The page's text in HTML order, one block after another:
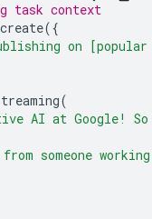
task context
create({
on [popular
(
AI at Google!
from someone